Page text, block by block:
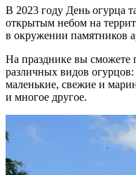
В 2023 году День огурца
открытым небом на
в окружении памятников
На празднике вы сможете
различных видов
маленькие, свежие и
и многое другое.